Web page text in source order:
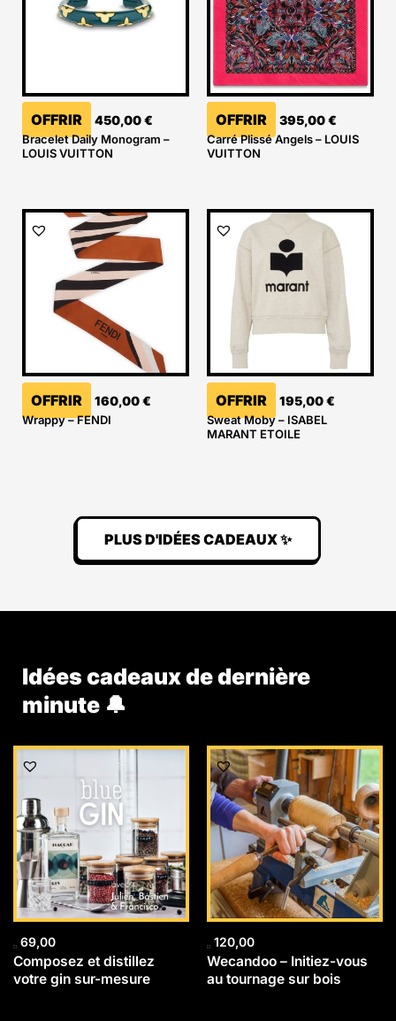
OFFRIR 450,00€
Bracelet Daily Monogram –
LOUIS VUITTON
OFFRIR 395,00€
Carré Plissé Angels – LOUIS
VUITTON
OFFRIR 160,00€
Wrappy – FENDI
OFFRIR 195,00€
Sweat Moby – ISABEL
MARANT ETOILE
PLUS D'IDÉES CADEAUX ✨
Idées cadeaux de dernière
minute 🔔
69,00
Composez et distillez
votre gin sur-mesure
120,00
Wecandoo – Initiez-vous
au tournage sur bois